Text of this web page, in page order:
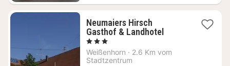
Neumaiers Hirsch
Gasthof & Landhotel1
ab
, 3 Sterne
Weißenhorn · 2.6 Km vom
Stadtzentrum